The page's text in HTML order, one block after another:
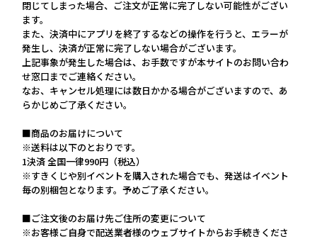
閉じてしまった場合、ご注文が正常に完了しない可能性がござい
ます。
また、決済中にアプリを終了するなどの操作を行うと、エラーが
発生し、決済が正常に完了しない場合がございます。
上記事象が発生した場合は、お手数ですが本サイトのお問い合わ
せ窓口までご連絡ください。
なお、キャンセル処理には数日かかる場合がございますので、あ
らかじめご了承ください。
■商品のお届けについて
※送料は以下のとおりです。
1決済 全国一律990円（税込）
※すきくじや別イベントを購入された場合でも、発送はイベント
毎の別梱包となります。予めご了承ください。
■ご注文後のお届け先ご住所の変更について
※お客様ご自身で配送業者様のウェブサイトからお手続きくださ